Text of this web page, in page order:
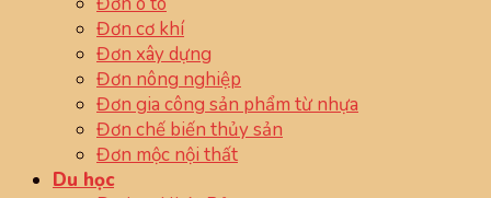
Đơn cơ khí
Đơn xây dựng
Đơn nông nghiệp
Đơn gia công sản phẩm từ nhựa
Đơn chế biến thủy sản
Đơn mộc nội thất
Du học